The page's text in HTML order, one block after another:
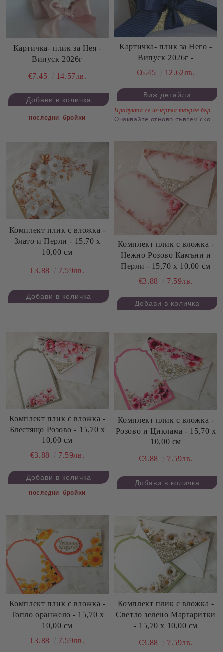
Картичка- плик за Нея -
Випуск 2026г
€7.45
14.57лв.
Последни бройки
Картичка- плик за Него -
Випуск 2026г -
€6.45
12.62лв.
Виж детайли
Продукта се изчерпва твърде бързо.
Очаквайте отново съвсем скоро
Комплект плик с вложка -
Злато и Перли - 15,70 х
10,00 см
€3.88 7.59лв.
Комплект плик с вложка -
Нежно Розово Камъни и
Перли - 15,70 х 10,00 см
€3.88
7.59лв.
Комплект плик с вложка -
Блестящо Розово - 15,70 х
10,00 см
€3.88
7.59лв.
Последни бройки
Комплект плик с вложка -
Розово и Циклама - 15,70 х
10,00 см
€3.88
7.59лв.
Комплект плик с вложка -
Топло оранжело - 15,70 х
10,00 см
€3.88
7.59лв.
Комплект плик с вложка -
Светло зелено Маргаритки
- 15,70 х 10,00 см
€3.88 7.59лв.